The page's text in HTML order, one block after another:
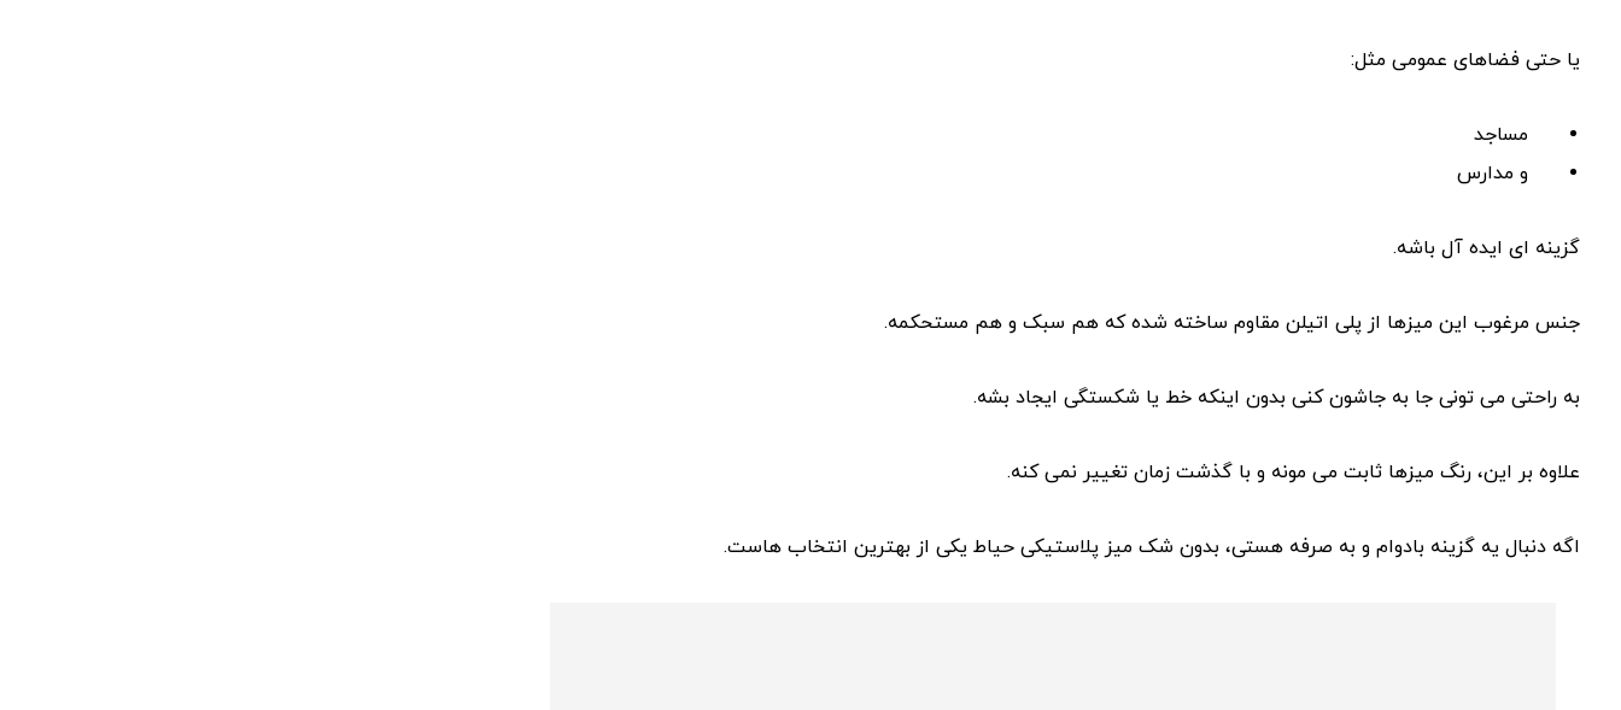
یا حتی فضاهای عمومی مثل:
مساجد
و مدارس
گزینه ‌ای ایده ‌آل باشه.
جنس مرغوب این میزها از پلی ‌اتیلن مقاوم ساخته شده که هم سبک و هم مستحکمه.
به‌ راحتی می ‌تونی جا به‌ جاشون کنی بدون اینکه خط یا شکستگی ایجاد بشه.
علاوه بر این، رنگ میزها ثابت می‌ مونه و با گذشت زمان تغییر نمی ‌کنه.
اگه دنبال یه گزینه‌ بادوام و به ‌صرفه هستی، بدون شک میز پلاستیکی حیاط یکی از بهترین انتخاب ‌هاست.